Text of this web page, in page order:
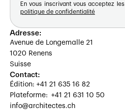
En vous inscrivant vous acceptez les
politique de confidentialité
Adresse:
Avenue de Longemalle 21
1020 Renens
Suisse
Contact:
Édition: +41 21 635 16 82
Plateforme: +41 21 631 10 50
info@architectes.ch